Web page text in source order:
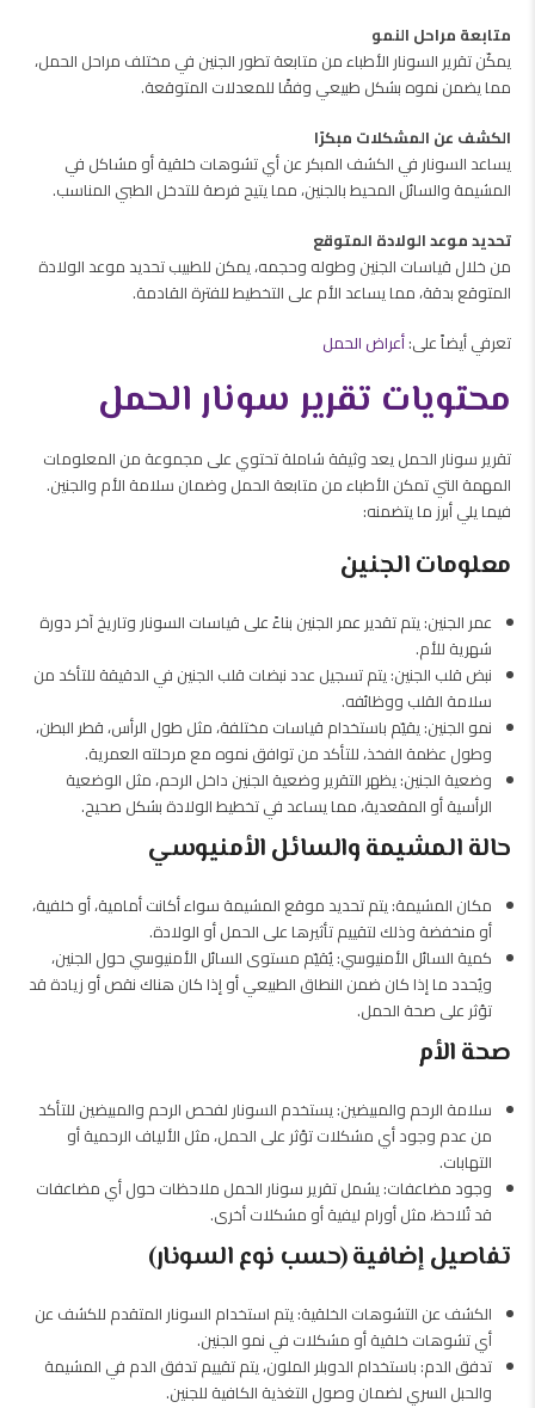
متابعة مراحل النمو
يمكّن تقرير السونار الأطباء من متابعة تطور الجنين في مختلف مراحل الحمل،
مما يضمن نموه بشكل طبيعي وفقًا للمعدلات المتوقعة.
الكشف عن المشكلات مبكرًا
يساعد السونار في الكشف المبكر عن أي تشوهات خلقية أو مشاكل في
المشيمة والسائل المحيط بالجنين، مما يتيح فرصة للتدخل الطبي المناسب.
تحديد موعد الولادة المتوقع
من خلال قياسات الجنين وطوله وحجمه، يمكن للطبيب تحديد موعد الولادة
المتوقع بدقة، مما يساعد الأم على التخطيط للفترة القادمة.
تعرفي أيضاً على:أعراض الحمل
محتويات تقرير سونار الحمل
تقرير سونار الحمل يعد وثيقة شاملة تحتوي على مجموعة من المعلومات
المهمة التي تمكن الأطباء من متابعة الحمل وضمان سلامة الأم والجنين.
فيما يلي أبرز ما يتضمنه:
معلومات الجنين
عمر الجنين: يتم تقدير عمر الجنين بناءً على قياسات السونار وتاريخ آخر دورة
شهرية للأم.
نبض قلب الجنين: يتم تسجيل عدد نبضات قلب الجنين في الدقيقة للتأكد من
سلامة القلب ووظائفه.
نمو الجنين: يقيّم باستخدام قياسات مختلفة، مثل طول الرأس، قطر البطن،
وطول عظمة الفخذ، للتأكد من توافق نموه مع مرحلته العمرية.
وضعية الجنين: يظهر التقرير وضعية الجنين داخل الرحم، مثل الوضعية
الرأسية أو المقعدية، مما يساعد في تخطيط الولادة بشكل صحيح.
حالة المشيمة والسائل الأمنيوسي
مكان المشيمة: يتم تحديد موقع المشيمة سواء أكانت أمامية، أو خلفية،
أو منخفضة وذلك لتقييم تأثيرها على الحمل أو الولادة.
كمية السائل الأمنيوسي: يُقيّم مستوى السائل الأمنيوسي حول الجنين،
ويُحدد ما إذا كان ضمن النطاق الطبيعي أو إذا كان هناك نقص أو زيادة قد
تؤثر على صحة الحمل.
صحة الأم
سلامة الرحم والمبيضين: يستخدم السونار لفحص الرحم والمبيضين للتأكد
من عدم وجود أي مشكلات تؤثر على الحمل، مثل الألياف الرحمية أو
التهابات.
وجود مضاعفات: يشمل تقرير سونار الحمل ملاحظات حول أي مضاعفات
قد تُلاحظ، مثل أورام ليفية أو مشكلات أخرى.
تفاصيل إضافية (حسب نوع السونار)
الكشف عن التشوهات الخلقية: يتم استخدام السونار المتقدم للكشف عن
أي تشوهات خلقية أو مشكلات في نمو الجنين.
تدفق الدم: باستخدام الدوبلر الملون، يتم تقييم تدفق الدم في المشيمة
والحبل السري لضمان وصول التغذية الكافية للجنين.